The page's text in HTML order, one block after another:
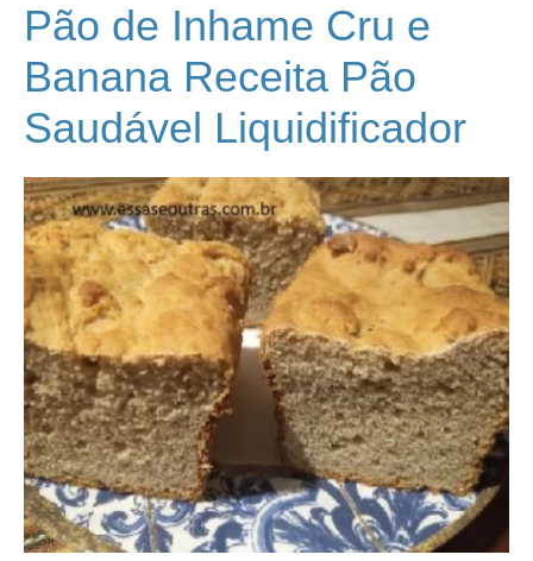
Pão de Inhame Cru e
Banana Receita Pão
Saudável Liquidificador